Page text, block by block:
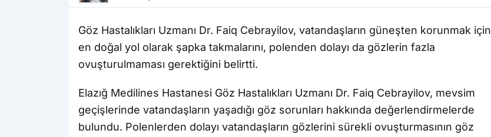
Göz Hastalıkları Uzmanı Dr. Faiq Cebrayilov, vatandaşların güneşten korunmak için
en doğal yol olarak şapka takmalarını, polenden dolayı da gözlerin fazla
ovuşturulmaması gerektiğini belirtti.
Elazığ Medilines Hastanesi Göz Hastalıkları Uzmanı Dr. Faiq Cebrayilov, mevsim
geçişlerinde vatandaşların yaşadığı göz sorunları hakkında değerlendirmelerde
bulundu. Polenlerden dolayı vatandaşların gözlerini sürekli ovuşturmasının göz